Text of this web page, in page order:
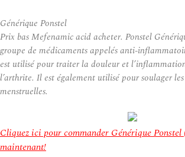
Générique Ponstel
Prix bas Mefenamic acid acheter. Ponstel
groupe de médicaments appelés anti-
est utilisé pour traiter la douleur et
l’arthrite. Il est également utilisé pour soulager
menstruelles.
Cliquez ici pour commander Générique
maintenant!